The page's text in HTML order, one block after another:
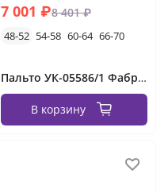
7 001 ₽8 401 ₽
48-52 54-58 60-64 66-70
Пальто УК-05586/1 Фабрика Моды
В корзину